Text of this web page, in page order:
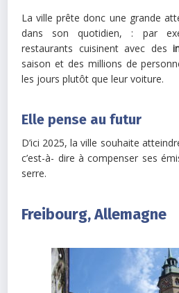
La ville prête donc une grande
dans son quotidien, : par
restaurants cuisinent avec des
saison et des millions de
les jours plutôt que leur voiture.
Elle pense au futur
D’ici 2025, la ville souhaite
c’est-à- dire à compenser ses
serre.
Freibourg, Allemagne